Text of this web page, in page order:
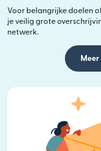
Voor belangrijke doelen
je veilig grote
netwerk.